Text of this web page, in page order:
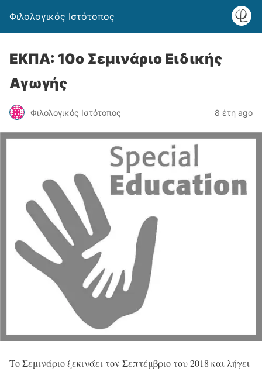
Φιλολογικός Ιστότοπος
ΕΚΠΑ: 10ο Σεμινάριο Ειδικής
Αγωγής
Φιλολογικός Ιστότοπος 8 έτη ago
Το Σεμινάριο ξεκινάει τον Σεπτέμβριο του 2018 και λήγει